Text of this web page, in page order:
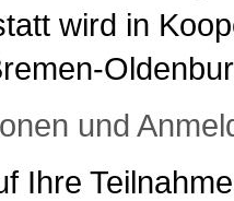
wird in
und
Ihre